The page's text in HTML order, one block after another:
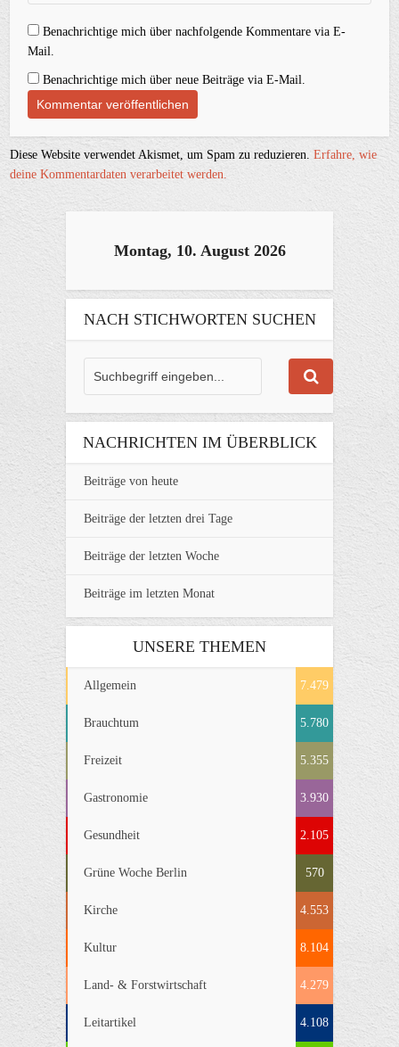
Benachrichtige mich über nachfolgende Kommentare via E-
Mail.
Benachrichtige mich über neue Beiträge via E-Mail.
Diese Website verwendet Akismet, um Spam zu reduzieren.Erfahre, wie
deine Kommentardaten verarbeitet werden.
Montag, 10. August 2026
NACH STICHWORTEN SUCHEN
NACHRICHTEN IM ÜBERBLICK
Beiträge von heute
Beiträge der letzten drei Tage
Beiträge der letzten Woche
Beiträge im letzten Monat
UNSERE THEMEN
Allgemein 7.479
Brauchtum 5.780
Freizeit 5.355
Gastronomie 3.930
Gesundheit 2.105
Grüne Woche Berlin 570
Kirche 4.553
Kultur 8.104
Land- & Forstwirtschaft 4.279
Leitartikel 4.108